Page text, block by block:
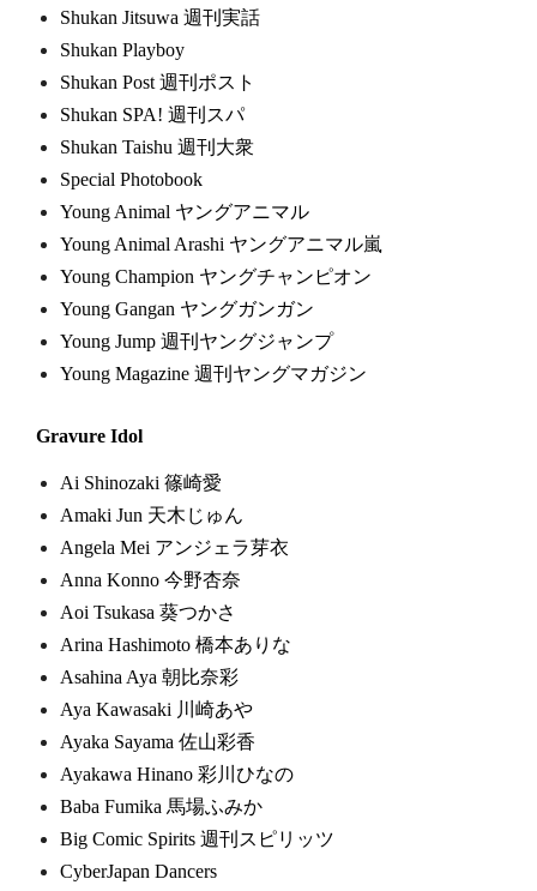
Shukan Jitsuwa 週刊実話
Shukan Playboy
Shukan Post 週刊ポスト
Shukan SPA! 週刊スパ
Shukan Taishu 週刊大衆
Special Photobook
Young Animal ヤングアニマル
Young Animal Arashi ヤングアニマル嵐
Young Champion ヤングチャンピオン
Young Gangan ヤングガンガン
Young Jump 週刊ヤングジャンプ
Young Magazine 週刊ヤングマガジン
Gravure Idol
Ai Shinozaki 篠崎愛
Amaki Jun 天木じゅん
Angela Mei アンジェラ芽衣
Anna Konno 今野杏奈
Aoi Tsukasa 葵つかさ
Arina Hashimoto 橋本ありな
Asahina Aya 朝比奈彩
Aya Kawasaki 川崎あや
Ayaka Sayama 佐山彩香
Ayakawa Hinano 彩川ひなの
Baba Fumika 馬場ふみか
Big Comic Spirits 週刊スピリッツ
CyberJapan Dancers